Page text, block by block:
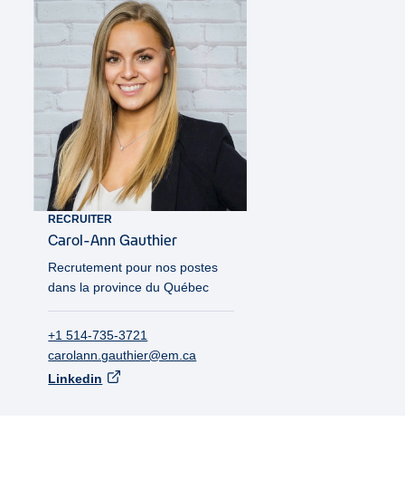
RECRUITER
Carol-AnnGauthier
Recrutement pour nos postes
dans la province du Québec
+1 514-735-3721
carolann.gauthier@em.ca
Linkedin